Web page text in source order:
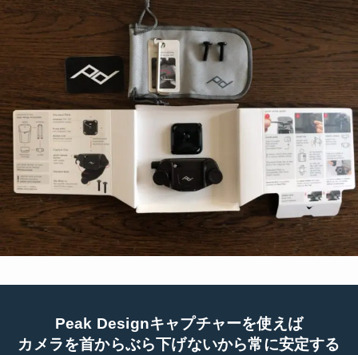
Peak Designキャプチャーを使えば
カメラを首からぶら下げないから常に安定する